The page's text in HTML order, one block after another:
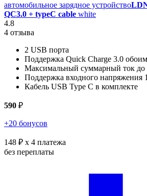
автомобильное зарядное устройство
QC3.0 + typeC cable white
4.8
4 отзыва
2 USB порта
Поддержка Quick Charge 3.0
Максимальный суммарный ток до
Поддержка входного напряжения
Кабель USB Type C в комплекте
590 ₽
+20 бонусов
148 ₽ x 4 платежа
без переплаты